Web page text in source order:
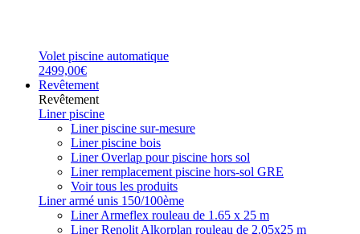
Volet piscine automatique
2499,00€
Revêtement
Revêtement
Liner piscine
Liner piscine sur-mesure
Liner piscine bois
Liner Overlap pour piscine hors sol
Liner remplacement piscine hors-sol GRE
Voir tous les produits
Liner armé unis 150/100ème
Liner Armeflex rouleau de 1.65 x 25 m
Liner Renolit Alkorplan rouleau de 2.05x25 m